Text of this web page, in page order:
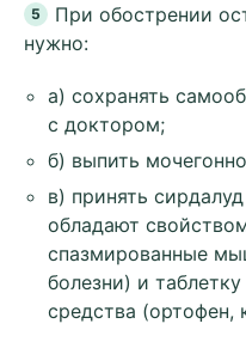
При обострении
нужно:
а) сохранять
с доктором;
б) выпить
в) принять
обладают
спазмированные
болезни) и
средства (ортофен,